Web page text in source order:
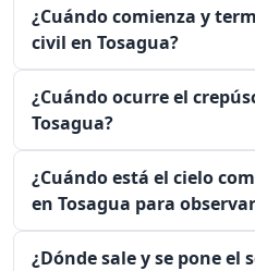
¿Cuándo comienza y
civil en Tosagua?
¿Cuándo ocurre el
Tosagua?
¿Cuándo está el cielo
en Tosagua para
¿Dónde sale y se pone el